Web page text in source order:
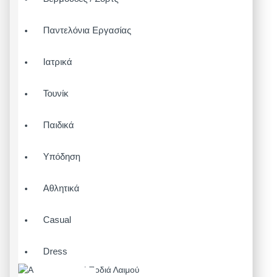
Παντελόνια Εργασίας
Ιατρικά
Τουνίκ
Παιδικά
Υπόδηση
Αθλητικά
Casual
Dress